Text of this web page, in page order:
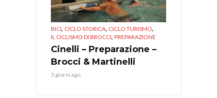
BICI, CICLO STORICA, CICLO TURISMO,
IL CICLISMO DI BROCCI, PREPARAZIONE
Cinelli – Preparazione –
Brocci & Martinelli
3 giorni ago